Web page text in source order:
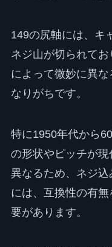
149の尻軸には、キ
ネジ山が切られて
によって微妙に異
なりがちです。
特に1950年代から
の形状やピッチが
異なるため、ネジ
には、互換性の有
要があります。